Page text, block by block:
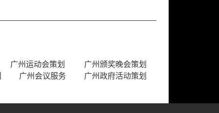
广州运动会策划
广州颁奖晚会策划
广州会议服务
广州政府活动策划